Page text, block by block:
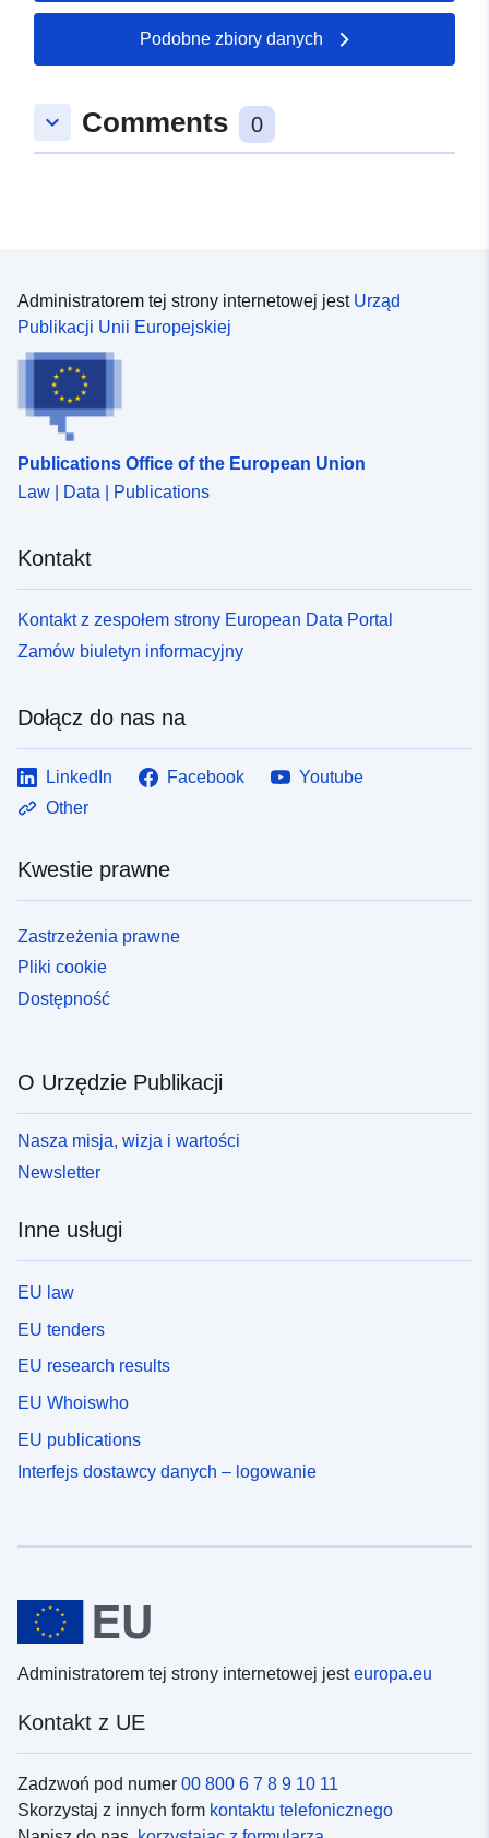
Podobne zbiory danych
keyboard_arrow_down Comments 0
Administratorem tej strony internetowej jest Urząd
Publikacji Unii Europejskiej
Publications Office of the European Union
Law | Data | Publications
Kontakt
Kontakt z zespołem strony European Data Portal
Zamów biuletyn informacyjny
Dołącz do nas na
LinkedIn Facebook
Youtube
Other
Kwestie prawne
Zastrzeżenia prawne
Pliki cookie
Dostępność
O Urzędzie Publikacji
Nasza misja, wizja i wartości
Newsletter
Inne usługi
EU law
EU tenders
EU research results
EU Whoiswho
EU publications
Interfejs dostawcy danych – logowanie
Administratorem tej strony internetowej jesteuropa.eu
Kontakt z UE
Zadzwoń pod numer 00 800 6 7 8 9 10 11
Skorzystaj z innych form kontaktu telefonicznego